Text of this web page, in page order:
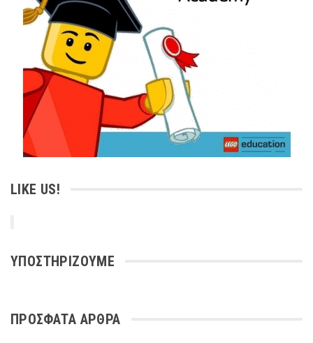
LIKE US!
ΥΠΟΣΤΗΡΊΖΟΥΜΕ
ΠΡΌΣΦΑΤΑ ΆΡΘΡΑ